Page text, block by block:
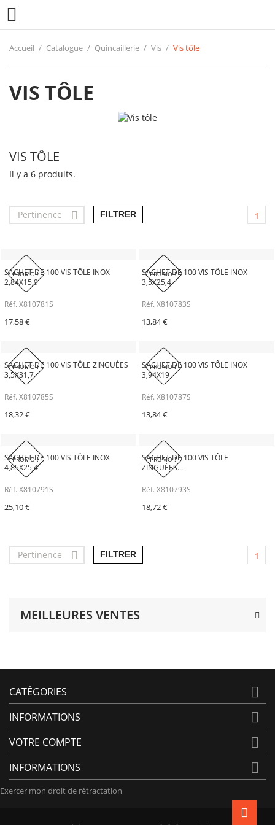

Accueil Catalogue Quincaillerie Vis Vis tôle
VIS TÔLE
MEILLEURES VENTES
VIS TÔLE
Il y a 6 produits.
Pertinence  FILTRER 1
PROMO !
SACHET DE 100 VIS TÔLE INOX
2,84X15,9
Réf. X810781S
17,58 €
PROMO !
SACHET DE 100 VIS TÔLE INOX
3,5X25,4
Réf. X810783S
13,84 €
PROMO !
SACHET DE 100 VIS TÔLE ZINGUÉES
3,5X31,7
Réf. X810785S
18,32 €
PROMO !
SACHET DE 100 VIS TÔLE INOX
3,94X19
Réf. X810787S
13,84 €
PROMO !
SACHET DE 100 VIS TÔLE INOX
4,85X25,4
Réf. X810791S
25,10 €
PROMO !
SACHET DE 100 VIS TÔLE
ZINGUÉES...
Réf. X810793S
18,72 €
Pertinence  FILTRER 1
CATÉGORIES 
INFORMATIONS 
VOTRE COMPTE 
INFORMATIONS 
Exercer mon droit de rétractation